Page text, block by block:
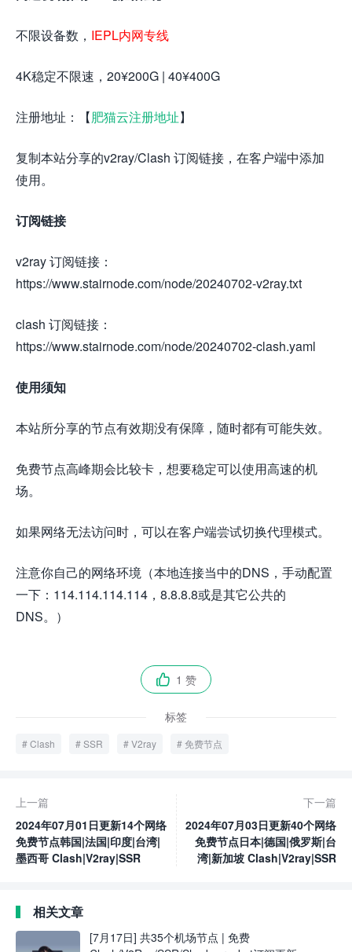
不限设备数， IEPL内网专线
4K稳定不限速，20¥200G | 40¥400G
注册地址：【肥猫云注册地址】
复制本站分享的v2ray/Clash 订阅链接，在客户端中添加
使用。
订阅链接
v2ray 订阅链接：
https://www.stairnode.com/node/20240702-v2ray.txt
clash 订阅链接：
https://www.stairnode.com/node/20240702-clash.yaml
使用须知
本站所分享的节点有效期没有保障，随时都有可能失效。
免费节点高峰期会比较卡，想要稳定可以使用高速的机
场。
如果网络无法访问时，可以在客户端尝试切换代理模式。
注意你自己的网络环境（本地连接当中的DNS，手动配置
一下：114.114.114.114，8.8.8.8或是其它公共的
DNS。）
 1 赞
标签
Clash SSR V2ray 免费节点
上一篇
2024年07月01日更新14个网络
免费节点韩国|法国|印度|台湾|
墨西哥 Clash|V2ray|SSR
下一篇
2024年07月03日更新40个网络
免费节点日本|德国|俄罗斯|台
湾|新加坡 Clash|V2ray|SSR
相关文章
[7月17日] 共35个机场节点 | 免费